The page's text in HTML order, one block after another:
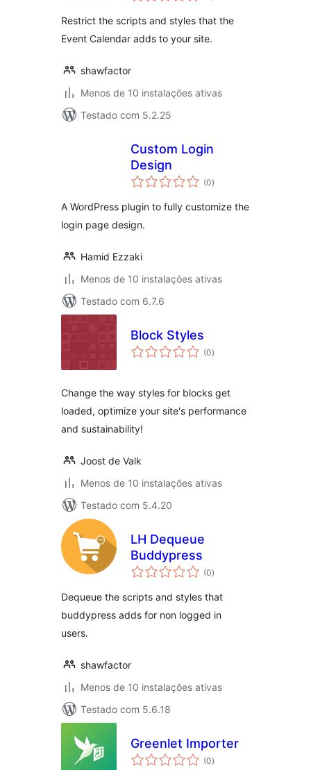
Restrict the scripts and styles that the
Event Calendar adds to your site.
shawfactor
Menos de 10 instalações ativas
Testado com 5.2.25
Custom Login
Design
(0avaliações
totais
)
A WordPress plugin to fully customize the
login page design.
Hamid Ezzaki
Menos de 10 instalações ativas
Testado com 6.7.6
Block Styles
(0avaliações
totais
)
Change the way styles for blocks get
loaded, optimize your site's performance
and sustainability!
Joost de Valk
Menos de 10 instalações ativas
Testado com 5.4.20
LH Dequeue
Buddypress
(0avaliações
totais
)
Dequeue the scripts and styles that
buddypress adds for non logged in
users.
shawfactor
Menos de 10 instalações ativas
Testado com 5.6.18
Greenlet Importer
(0avaliações
totais
)